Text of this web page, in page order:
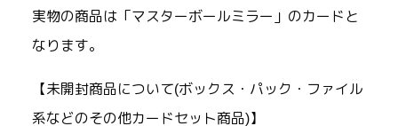
実物の商品は「マスターボールミラー」のカードと
なります。
【未開封商品について(ボックス・パック・ファイル
系などのその他カードセット商品)】